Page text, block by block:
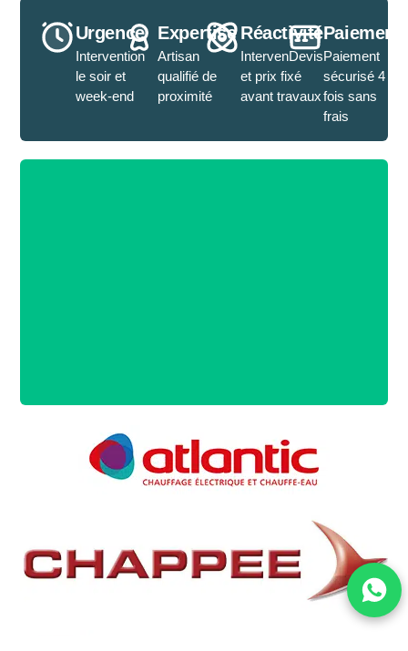
Urgence
Intervention
le soir et
week-end
Expertise
Artisan
qualifié de
proximité
Réactivité
IntervenDevis
et prix fixé
avant travaux
Paiement
Paiement
sécurisé 4
fois sans
frais